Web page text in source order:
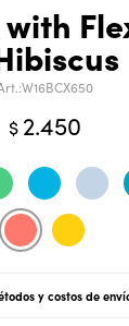
W16BCX650
$ 2.450
y costos de